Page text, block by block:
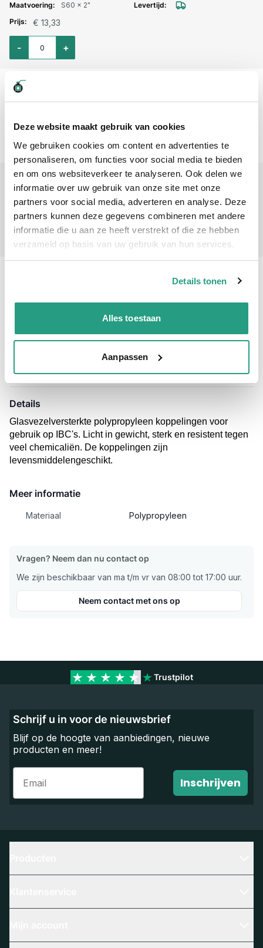
Deze website maakt gebruik van cookies
We gebruiken cookies om content en advertenties te
personaliseren, om functies voor social media te bieden
en om ons websiteverkeer te analyseren. Ook delen we
informatie over uw gebruik van onze site met onze
partners voor social media, adverteren en analyse. Deze
partners kunnen deze gegevens combineren met andere
informatie die u aan ze heeft verstrekt of die ze hebben
verzameld op basis van uw gebruik van hun services.
Details tonen
Alles toestaan
Aanpassen
S60 x 2"
€ 13,33
Aantal voor IBC koppeling S60x6 bi.dr. x 2" bu.dr.
+
-
Aantal voor IBC koppeling S100x8 bi.dr. x 2" bu.dr.
+
-
SB02201065
S100 x 3"
€ 73,80
Aantal voor IBC koppeling S100x8 bi.dr. x 3" bu.dr.
+
-
Hoge klantbeoordelingen: 9/10
Details Meer informatie
Details
Glasvezelversterkte polypropyleen koppelingen voor
gebruik op IBC's. Licht in gewicht, sterk en resistent tegen
veel chemicaliën. De koppelingen zijn
levensmiddelengeschikt.
Meer informatie
Materiaal Polypropyleen
Vragen? Neem dan nu contact op
We zijn beschikbaar van ma t/m vr van 08:00 tot 17:00 uur.
Neem contact met ons op
Trustpilot
Schrijf u in voor de nieuwsbrief
Blijf op de hoogte van aanbiedingen, nieuwe
producten en meer!
Email
Inschrijven